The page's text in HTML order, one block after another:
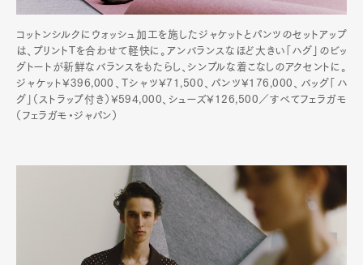
コットンシルクにウォッシュ加工を施したジャケットとパンツのセットアップ
は、プリントTを合わせて軽快に。アンバランスなほど大きい「ハグ」のビッ
グトートが新鮮なバランスをもたらし、シンプルな着こなしのアクセントに。
ジャケット¥396,000、Tシャツ¥71,500、パンツ¥176,000、バッグ「ハ
グ」（ストラップ付き）¥594,000、シューズ¥126,500／すべてフェラガモ
（フェラガモ・ジャパン）